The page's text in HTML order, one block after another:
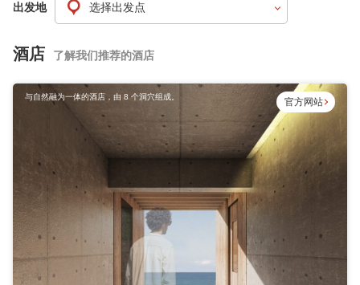
出发地
酒店 了解我们推荐的酒店
与自然融为一体的酒店，由 8 个洞穴组成。 官方网站